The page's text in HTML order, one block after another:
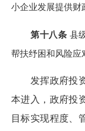
小企业发展提供财
第十八条 县
帮扶纾困和风险应
发挥政府投资
本进入，政府投
目标实现程度、